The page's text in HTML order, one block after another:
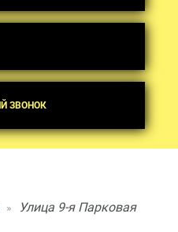
ЗВОНОК
Улица 9-я Парковая